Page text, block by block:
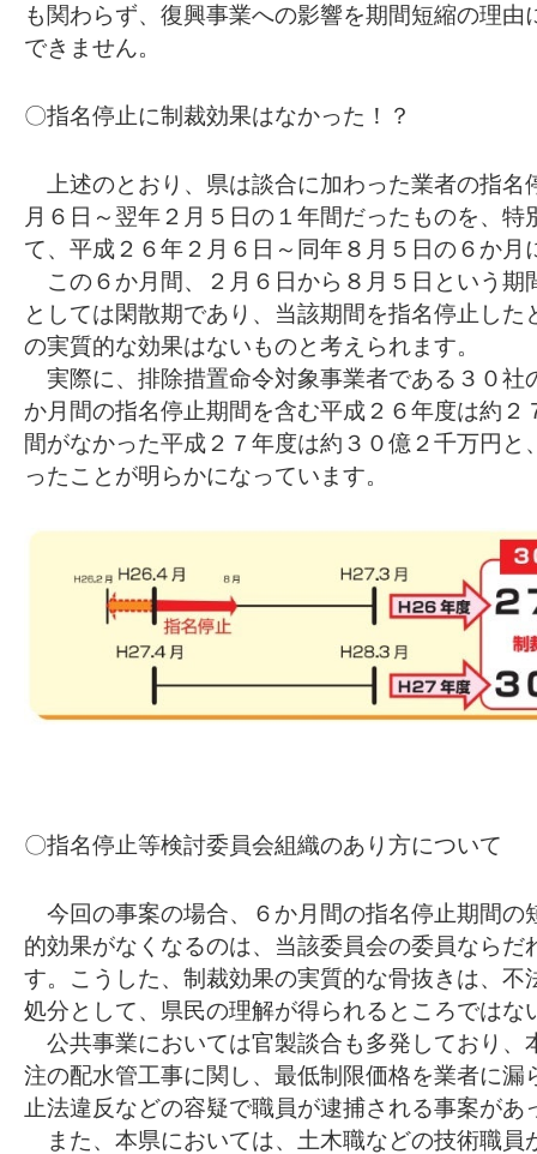
も関わらず、復興事業への影響を期間短縮の理
できません。
〇指名停止に制裁効果はなかった！？
上述のとおり、県は談合に加わった業者の指名
月６日～翌年２月５日の１年間だったものを、特
て、平成２６年２月６日～同年８月５日の６か月
この６か月間、２月６日から８月５日という期
としては閑散期であり、当該期間を指名停止し
の実質的な効果はないものと考えられます。
実際に、排除措置命令対象事業者である３０社
か月間の指名停止期間を含む平成２６年度は約２
間がなかった平成２７年度は約３０億２千万円と
ったことが明らかになっています。
〇指名停止等検討委員会組織のあり方について
今回の事案の場合、６か月間の指名停止期間の
的効果がなくなるのは、当該委員会の委員ならだ
す。こうした、制裁効果の実質的な骨抜きは、不
処分として、県民の理解が得られるところではな
公共事業においては官製談合も多発しており、
注の配水管工事に関し、最低制限価格を業者に漏
止法違反などの容疑で職員が逮捕される事案があ
また、本県においては、土木職などの技術職員